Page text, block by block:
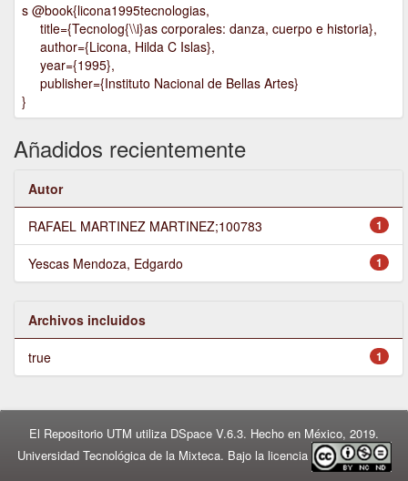
s @book{licona1995tecnologias,
title={Tecnolog{\\i}as corporales: danza, cuerpo e historia},
author={Licona, Hilda C Islas},
year={1995},
publisher={Instituto Nacional de Bellas Artes}
}
Añadidos recientemente
Autor
1
RAFAEL MARTINEZ MARTINEZ;100783
1
Yescas Mendoza, Edgardo
Archivos incluidos
1
true
El Repositorio UTM utiliza DSpace V.6.3. Hecho en México, 2019.
Universidad Tecnológica de la Mixteca. Bajo la licencia